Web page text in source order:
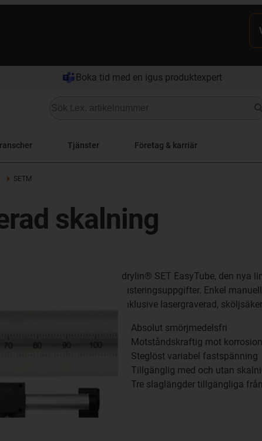
Boka tid med en igus produktexpert
Tjänster Företag & karriär
SETM
skalning
drylin® SET EasyTube, den nya
justeringsuppgifter. Enkel
Inklusive lasergraverad,
Absolut smörjmedelsfri
Motståndskraftig mot korrosion
Steglöst variabel fastspänning
Tillgänglig med och utan
Tre slaglängder tillgängliga